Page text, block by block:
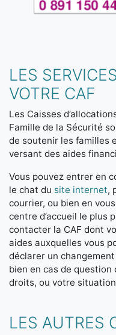
LES
VOTRE CAF
Les Caisses
Famille de la Sécurité
de soutenir les familles
versant des aides
Vous pouvez entrer en
le chat du site internet,
courrier, ou bien en
centre d’accueil le plus
contacter la CAF dont
aides auxquelles vous
déclarer un
bien en cas de
droits, ou votre situation
LES AUTRES